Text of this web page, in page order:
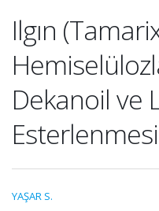
Ilgın
Dekanoil ve
Esterlenmesi
YAŞAR S.